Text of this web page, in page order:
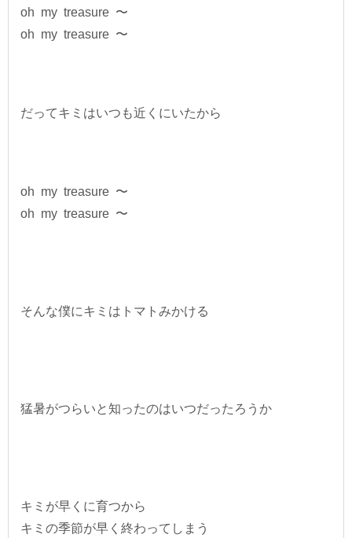
oh my treasure 〜
oh my treasure 〜
だってキミはいつも近くにいたから
oh my treasure 〜
oh my treasure 〜
そんな僕にキミはトマトみかける
猛暑がつらいと知ったのはいつだったろうか
キミが早くに育つから
キミの季節が早く終わってしまう